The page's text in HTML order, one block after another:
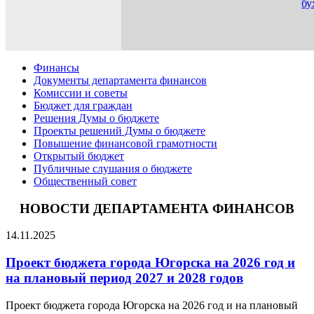
Финансы
Документы департамента финансов
Комиссии и советы
Бюджет для граждан
Решения Думы о бюджете
Проекты решений Думы о бюджете
Повышение финансовой грамотности
Открытый бюджет
Публичные слушания о бюджете
Общественный совет
НОВОСТИ ДЕПАРТАМЕНТА ФИНАНСОВ
14.11.2025
Проект бюджета города Югорска на 2026 год и
на плановый период 2027 и 2028 годов
Проект бюджета города Югорска на 2026 год и на плановый